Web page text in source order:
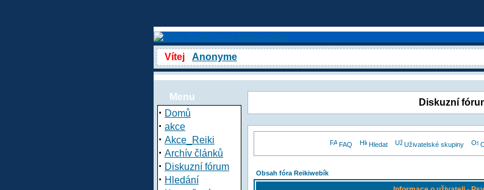
Vítej Anonyme
Menu
· Domů
· akce
· Akce_Reiki
· Archív článků
· Diskuzní fórum
· Hledání
Diskuzní
FAQ Hledat Uživatelské skupiny
Obsah fóra Reikiwebík